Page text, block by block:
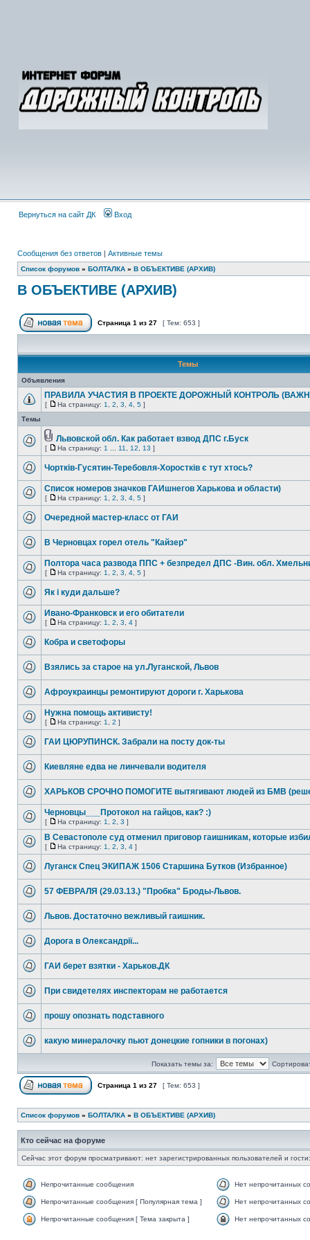
Вернуться на сайт ДК Вход
Сообщения без ответов | Активные темы
Список форумов » БОЛТАЛКА » В ОБЪЕКТИВЕ (АРХИВ)
В ОБЪЕКТИВЕ (АРХИВ)
Страница 1 из 27 [ Тем: 653 ]
Темы
Объявления
ПРАВИЛА УЧАСТИЯ В ПРОЕКТЕ ДОРОЖНЫЙ КОНТРОЛЬ
[ На страницу: 1 2 3 4 5 ]
Темы
Львовской обл. Как работает взвод ДПС г.Буск
[ На страницу: 1 11 12 13 ]
Чортків-Гусятин-Теребовля-Хоростків є тут хтось?
Список номеров значков ГАИшнегов Харькова и области)
[ На страницу: 1 2 3 4 5 ]
Очередной мастер-класс от ГАИ
В Черновцах горел отель "Кайзер"
Полтора часа развода ППС + безпредел ДПС -Вин. обл.
[ На страницу: 1 2 3 4 5 ]
Як і куди дальше?
Ивано-Франковск и его обитатели
[ На страницу: 1 2 3 4 ]
Кобра и светофоры
Взялись за старое на ул.Луганской, Львов
Афроукраинцы ремонтируют дороги г. Харькова
Нужна помощь активисту!
[ На страницу: 1 2 ]
ГАИ ЦЮРУПИНСК. Забрали на посту док-ты
Киевляне едва не линчевали водителя
ХАРЬКОВ СРОЧНО ПОМОГИТЕ вытягивают людей из БМВ
Черновцы___Протокол на гайцов, как? :)
[ На страницу: 1 2 3 ]
В Севастополе суд отменил приговор гаишникам, которые
[ На страницу: 1 2 3 4 ]
Луганск Спец ЭКИПАЖ 1506 Старшина Бутков (Избранное)
57 ФЕВРАЛЯ (29.03.13.) "Пробка" Броды-Львов.
Львов. Достаточно вежливый гаишник.
Дорога в Олександрії...
ГАИ берет взятки - Харьков.ДК
При свидетелях инспекторам не работается
прошу опознать подставного
какую минералочку пьют донецкие гопники в погонах)
Показать темы за:
Страница 1 из 27 [ Тем: 653 ]
Список форумов » БОЛТАЛКА » В ОБЪЕКТИВЕ (АРХИВ)
Кто сейчас на форуме
Сейчас этот форум просматривают: нет зарегистрированных пользователей и
Непрочитанные сообщения Нет непрочитанных
Непрочитанные сообщения [ Популярная тема ] Нет непрочитанных
Непрочитанные сообщения [ Тема закрыта ] Нет непрочитанных